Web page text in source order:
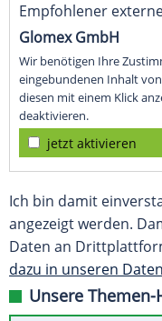
Empfohlener
Glomex GmbH
Wir benötigen Ihre
eingebundenen Inhalt
diesen mit einem Klick
deaktivieren.
jetzt aktivieren
Ich bin damit
angezeigt werden.
Daten an
dazu in unseren
Unsere